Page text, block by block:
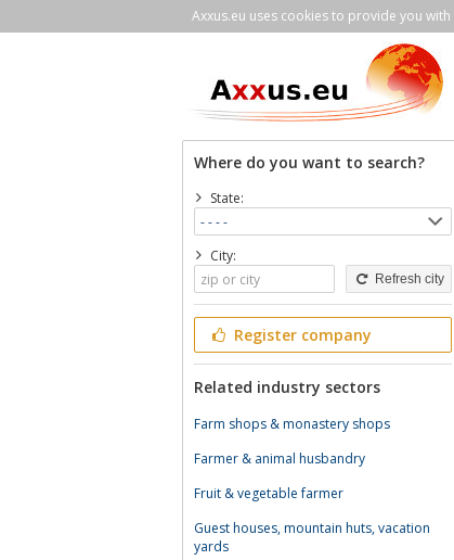
Axxus.eu uses cookies to provide you
Where do you want to search?
State:
City:
Refresh city
Register company
Related industry sectors
Farm shops & monastery shops
Farmer & animal husbandry
Fruit & vegetable farmer
Guest houses, mountain huts, vacation
yards